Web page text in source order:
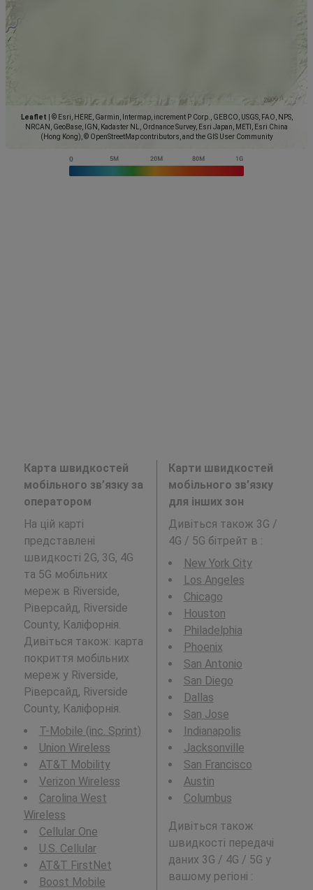
Leaflet
© Esri, HERE, Garmin, Intermap, increment P Corp., GEBCO, USGS, FAO, NPS,
NRCAN, GeoBase, IGN, Kadaster NL, Ordnance Survey, Esri Japan, METI, Esri China
(Hong Kong), © OpenStreetMap contributors, and the GIS User Community
Карта швидкостей
мобільного зв’язку за
оператором
На цій карті
представлені
швидкості 2G, 3G, 4G
та 5G мобільних
мереж в Riverside,
Ріверсайд, Riverside
County, Каліфорнія.
Дивіться також: карта
покриття мобільних
мереж у Riverside,
Ріверсайд, Riverside
County, Каліфорнія.
T-Mobile (inc. Sprint)
Union Wireless
AT&T Mobility
Verizon Wireless
Carolina West
Wireless
Cellular One
U.S. Cellular
AT&T FirstNet
Boost Mobile
Карти швидкостей
мобільного зв’язку
для інших зон
Дивіться також 3G /
4G / 5G бітрейт в :
New York City
Los Angeles
Chicago
Houston
Philadelphia
Phoenix
San Antonio
San Diego
Dallas
San Jose
Indianapolis
Jacksonville
San Francisco
Austin
Columbus
Дивіться також
швидкості передачі
даних 3G / 4G / 5G у
вашому регіоні :